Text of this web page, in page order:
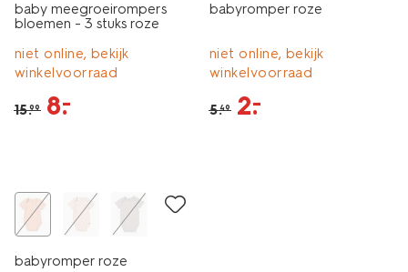
baby meegroeirompers
bloemen - 3 stuks roze
niet online, bekijk
winkelvoorraad
15.99 8.
–
babyromper roze
niet online, bekijk
winkelvoorraad
5.49 2.
–
babyromper roze